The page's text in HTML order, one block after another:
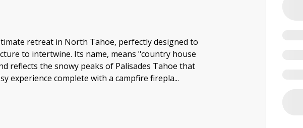
retreat in North Tahoe, perfectly designed to
to intertwine. Its name, means "country house
reflects the snowy peaks of Palisades Tahoe that
experience complete with a campfire firepla...